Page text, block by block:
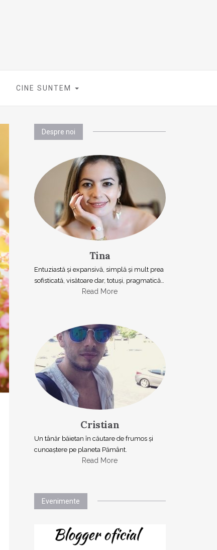
CINE SUNTEM
Despre noi
Tina
Entuziastă şi expansivă, simplă şi mult prea
sofisticată, visătoare dar, totuşi, pragmatică…
Read More
Cristian
Un tânăr băietan în căutare de frumos și
cunoaștere pe planeta Pământ.
Read More
Evenimente